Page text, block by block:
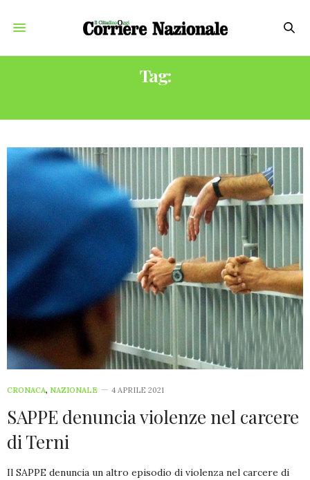
Tag:
CRONACA, NAZIONALE 4 APRILE 2021
SAPPE denuncia violenze nel carcere
di Terni
Il SAPPE denuncia un altro episodio di violenza nel carcere di